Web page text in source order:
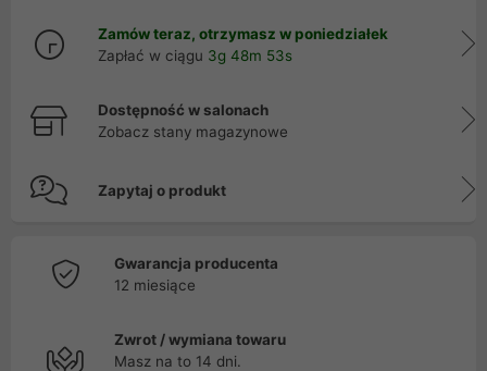
Zamów teraz, otrzymasz w poniedziałek
Zapłać w ciągu 3g 48m 53s
Dostępność w salonach
Zobacz stany magazynowe
Zapytaj o produkt
Gwarancja producenta
12 miesiące
Zwrot / wymiana towaru
Masz na to 14 dni.